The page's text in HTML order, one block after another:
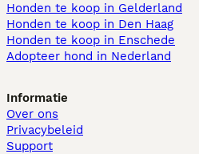
Honden te koop in Gelderland
Honden te koop in Den Haag
Honden te koop in Enschede
Adopteer hond in Nederland
Informatie
Over ons
Privacybeleid
Support